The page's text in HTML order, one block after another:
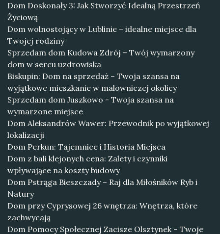
Dom Doskonały 3: Jak Stworzyć Idealną Przestrzeń
Życiową
Dom wolnostojący w Lublinie – idealne miejsce dla
Twojej rodziny
Sprzedam dom Kudowa Zdrój – Twój wymarzony
dom w sercu uzdrowiska
Biskupin: Dom na sprzedaż – Twoja szansa na
wyjątkowe mieszkanie w malowniczej okolicy
Sprzedam dom Juszkowo - Twoja szansa na
wymarzone miejsce
Dom Aleksandrów Wawer: Przewodnik po wyjątkowej
lokalizacji
Dom Perkun: Tajemnice i Historia Miejsca
Dom z bali klejonych cena: Zalety i czynniki
wpływające na koszty budowy
Dom Pstrąga Bieszczady – Raj dla Miłośników Ryb i
Natury
Dom przy Cyprysowej 26 wnętrza: Wnętrza, które
zachwycają
Dom Pomocy Społecznej Zacisze Olsztynek – Twoje